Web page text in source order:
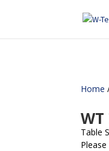
Home
WT
Please
Table